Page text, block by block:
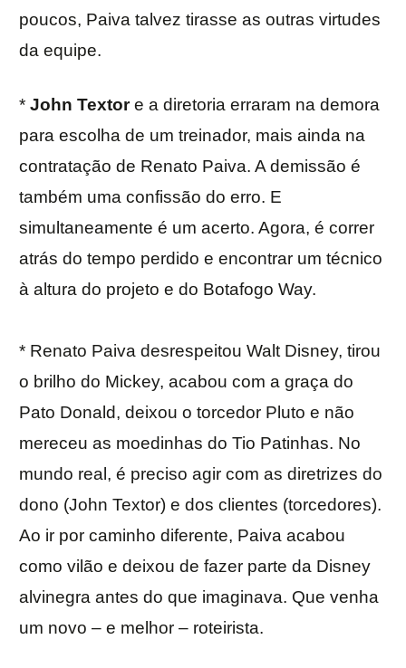
poucos, Paiva talvez tirasse as outras virtudes
da equipe.
* John Textore a diretoria erraram na demora
para escolha de um treinador, mais ainda na
contratação de Renato Paiva. A demissão é
também uma confissão do erro. E
simultaneamente é um acerto. Agora, é correr
atrás do tempo perdido e encontrar um técnico
à altura do projeto e do Botafogo Way.
* Renato Paiva desrespeitou Walt Disney, tirou
o brilho do Mickey, acabou com a graça do
Pato Donald, deixou o torcedor Pluto e não
mereceu as moedinhas do Tio Patinhas. No
mundo real, é preciso agir com as diretrizes do
dono (John Textor) e dos clientes (torcedores).
Ao ir por caminho diferente, Paiva acabou
como vilão e deixou de fazer parte da Disney
alvinegra antes do que imaginava. Que venha
um novo – e melhor – roteirista.